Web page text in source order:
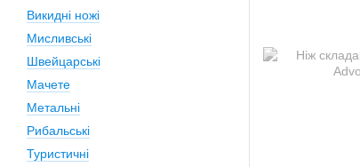
Викидні ножі
Мисливські
Швейцарські
Мачете
Метальні
Рибальські
Туристичні